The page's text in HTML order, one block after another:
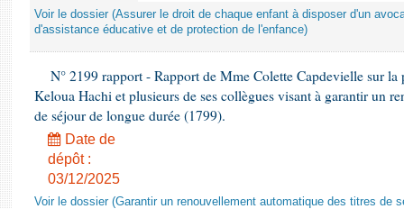
Voir le dossier (Assurer le droit de chaque enfant à disposer d'un
d'assistance éducative et de protection de l'enfance)
N° 2199 rapport - Rapport de Mme Colette Capdevielle sur
Keloua Hachi et plusieurs de ses collègues visant à garantir un
de séjour de longue durée (1799).
Date de
dépôt :
03/12/2025
Voir le dossier (Garantir un renouvellement automatique des titres de